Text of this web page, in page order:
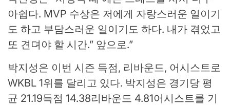
아쉽다. MVP 수상은 저에게 자랑스러운 일이기
도 하고 부담스러운 일이기도 하다. 내가 겪었고
또 견뎌야 할 시간.” 앞으로.”
박지성은 이번 시즌 득점, 리바운드, 어시스트로
WKBL 1위를 달리고 있다. 박지성은 경기당 평
균 21.19득점 14.38리바운드 4.81어시스트를 기